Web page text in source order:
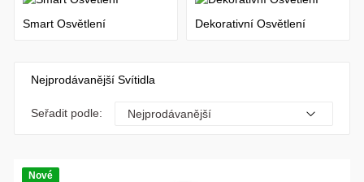
Smart Osvětlení Dekorativní Osvětlení
Nejprodávanější Svítidla
Seřadit podle:
Nové